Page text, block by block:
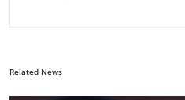
Related News